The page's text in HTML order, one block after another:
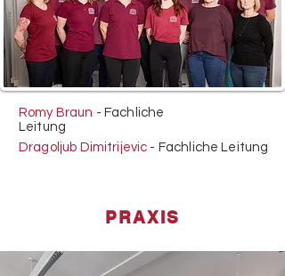
Romy Braun - Fachliche
Leitung
Dragoljub Dimitrijevic - Fachliche Leitung
PRAXIS